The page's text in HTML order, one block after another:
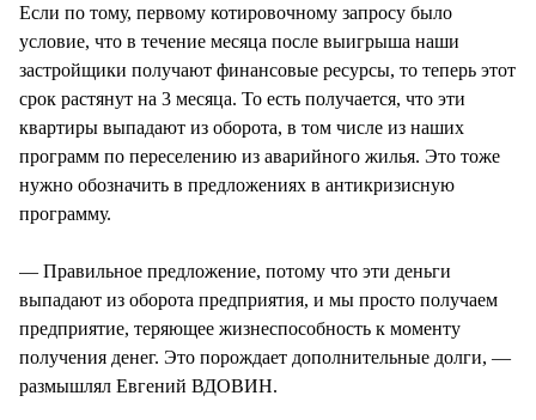
Если по тому, первому котировочному запросу было
условие, что в течение месяца после выигрыша наши
застройщики получают финансовые ресурсы, то теперь этот
срок растянут на 3 месяца. То есть получается, что эти
квартиры выпадают из оборота, в том числе из наших
программ по переселению из аварийного жилья. Это тоже
нужно обозначить в предложениях в антикризисную
программу.
— Правильное предложение, потому что эти деньги
выпадают из оборота предприятия, и мы просто получаем
предприятие, теряющее жизнеспособность к моменту
получения денег. Это порождает дополнительные долги, —
размышлял Евгений ВДОВИН.